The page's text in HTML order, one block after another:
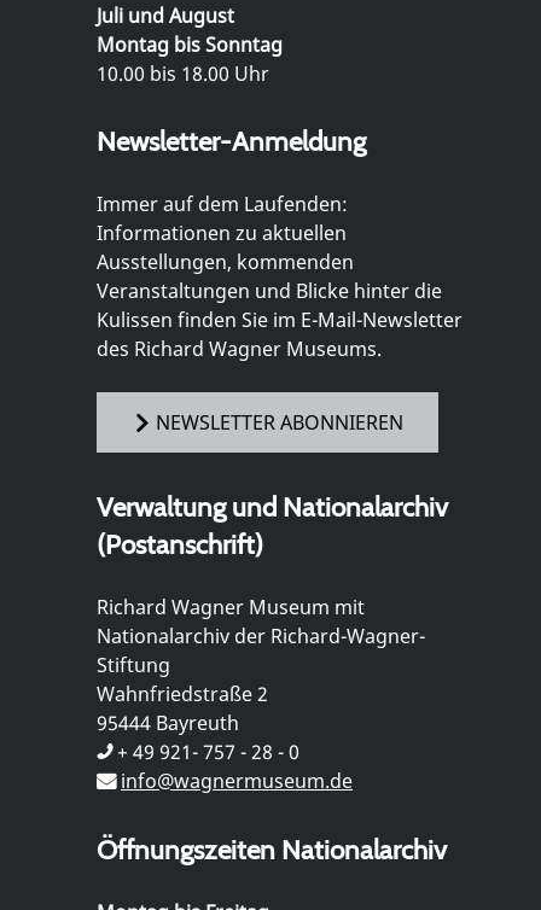
Juli und August
Montag bis Sonntag
10.00 bis 18.00 Uhr
Newsletter-Anmeldung
Immer auf dem Laufenden:
Informationen zu aktuellen
Ausstellungen, kommenden
Veranstaltungen und Blicke hinter die
Kulissen finden Sie im E-Mail-Newsletter
des Richard Wagner Museums.
NEWSLETTER ABONNIEREN
Verwaltung und Nationalarchiv
(Postanschrift)
Richard Wagner Museum mit
Nationalarchiv der Richard-Wagner-
Stiftung
Wahnfriedstraße 2
95444 Bayreuth
+ 49 921- 757 - 28 - 0
info@wagnermuseum.de
Öffnungszeiten Nationalarchiv